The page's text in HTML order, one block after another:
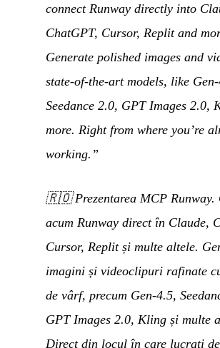
connect Runway directly into
ChatGPT, Cursor, Replit and
Generate polished images and
state-of-the-art models, like
Seedance 2.0, GPT Images 2.0,
more. Right from where you’re
working.”
🇷🇴Prezentarea MCP Runway.
acum Runway direct în Claude,
Cursor, Replit și multe altele.
imagini și videoclipuri rafinate
de vârf, precum Gen-4.5,
GPT Images 2.0, Kling și multe
Direct din locul în care lucrați